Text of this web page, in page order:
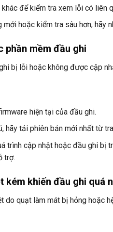
để kiểm tra xem lỗi có liên
mới hoặc kiểm tra sâu hơn, hãy
phần mềm đầu ghi
bị lỗi hoặc không được cập
hiện tại của đầu ghi.
hãy tải phiên bản mới nhất từ
trình cập nhật hoặc đầu ghi bị
trợ.
kém khiến đầu ghi quá
do quạt làm mát bị hỏng hoặc